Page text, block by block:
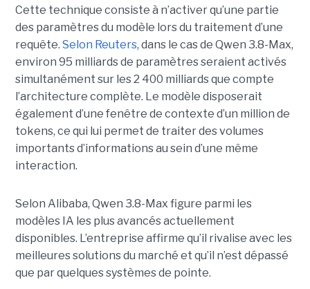
Cette technique consiste à n’activer qu’une partie
des paramètres du modèle lors du traitement d’une
requête. Selon Reuters, dans le cas de Qwen 3.8-Max,
environ 95 milliards de paramètres seraient activés
simultanément sur les 2 400 milliards que compte
l’architecture complète. Le modèle disposerait
également d’une fenêtre de contexte d’un million de
tokens, ce qui lui permet de traiter des volumes
importants d’informations au sein d’une même
interaction.
Selon Alibaba, Qwen 3.8-Max figure parmi les
modèles IA les plus avancés actuellement
disponibles. L’entreprise affirme qu’il rivalise avec les
meilleures solutions du marché et qu’il n’est dépassé
que par quelques systèmes de pointe.